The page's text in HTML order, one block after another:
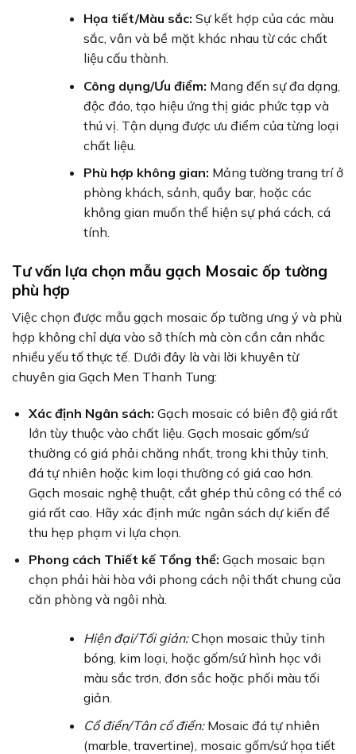
Họa tiết/Màu sắc: Sự kết hợp của các màu
sắc, vân và bề mặt khác nhau từ các chất
liệu cấu thành.
Công dụng/Ưu điểm: Mang đến sự đa dạng,
độc đáo, tạo hiệu ứng thị giác phức tạp và
thú vị. Tận dụng được ưu điểm của từng loại
chất liệu.
Phù hợp không gian: Mảng tường trang trí ở
phòng khách, sảnh, quầy bar, hoặc các
không gian muốn thể hiện sự phá cách, cá
tính.
Tư vấn lựa chọn mẫu gạch Mosaic ốp tường
phù hợp
Việc chọn được mẫu gạch mosaic ốp tường ưng ý và phù
hợp không chỉ dựa vào sở thích mà còn cần cân nhắc
nhiều yếu tố thực tế. Dưới đây là vài lời khuyên từ
chuyên gia Gạch Men Thanh Tung:
Xác định Ngân sách: Gạch mosaic có biên độ giá rất
lớn tùy thuộc vào chất liệu. Gạch mosaic gốm/sứ
thường có giá phải chăng nhất, trong khi thủy tinh,
đá tự nhiên hoặc kim loại thường có giá cao hơn.
Gạch mosaic nghệ thuật, cắt ghép thủ công có thể có
giá rất cao. Hãy xác định mức ngân sách dự kiến để
thu hẹp phạm vi lựa chọn.
Phong cách Thiết kế Tổng thể: Gạch mosaic bạn
chọn phải hài hòa với phong cách nội thất chung của
căn phòng và ngôi nhà.
Hiện đại/Tối giản:Chọn mosaic thủy tinh
bóng, kim loại, hoặc gốm/sứ hình học với
màu sắc trơn, đơn sắc hoặc phối màu tối
giản.
Cổ điển/Tân cổ điển:Mosaic đá tự nhiên
(marble, travertine), mosaic gốm/sứ họa tiết